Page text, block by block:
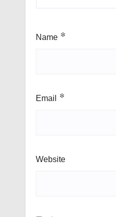
Name *
Email *
Website